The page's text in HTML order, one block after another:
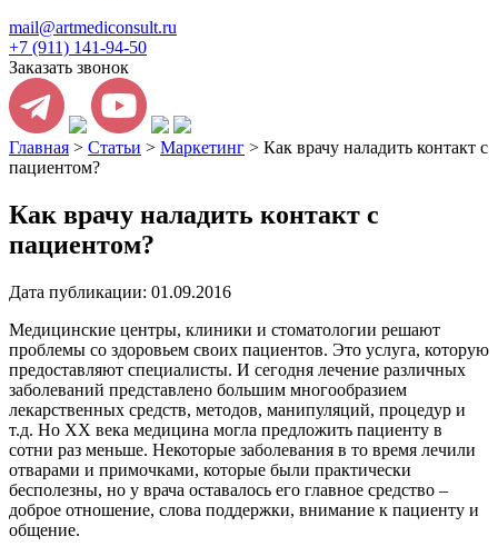
mail@artmediconsult.ru
+7 (911) 141-94-50
Заказать звонок
Главная > Статьи > Маркетинг > Как врачу наладить контакт с
пациентом?
Как врачу наладить контакт с
пациентом?
Дата публикации: 01.09.2016
Медицинские центры, клиники и стоматологии решают
проблемы со здоровьем своих пациентов. Это услуга, которую
предоставляют специалисты. И сегодня лечение различных
заболеваний представлено большим многообразием
лекарственных средств, методов, манипуляций, процедур и
т.д. Но XX века медицина могла предложить пациенту в
сотни раз меньше. Некоторые заболевания в то время лечили
отварами и примочками, которые были практически
бесполезны, но у врача оставалось его главное средство –
доброе отношение, слова поддержки, внимание к пациенту и
общение.